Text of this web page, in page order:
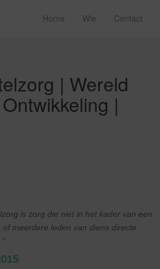
Home Wie Contact
| Wereld
|
is zorg die niet in het kader van een
meerdere leden van diens directe
”